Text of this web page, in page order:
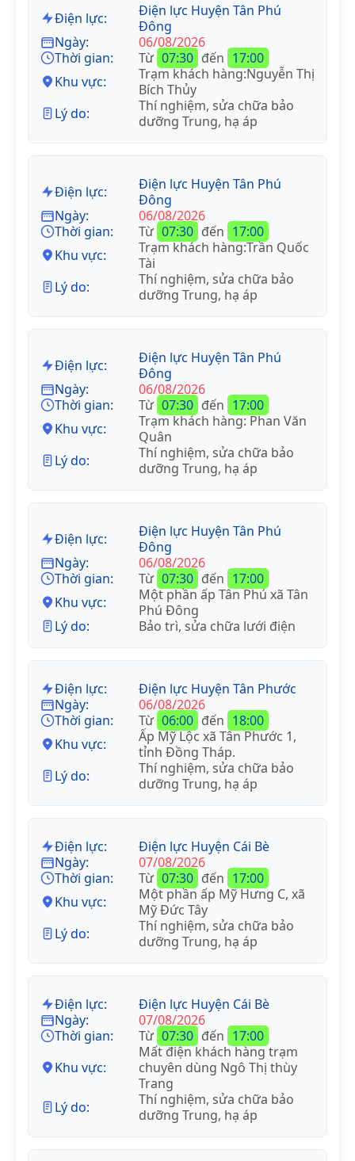
Điện lực:
Điện lực Huyện Tân Phú
Đông
Ngày:
06/08/2026
Thời gian:
Từ 07:30 đến 17:00
Khu vực:
Trạm khách hàng:Nguyễn Thị
Bích Thủy
Lý do:
Thí nghiệm, sửa chữa bảo
dưỡng Trung, hạ áp
Điện lực:
Điện lực Huyện Tân Phú
Đông
Ngày:
06/08/2026
Thời gian:
Từ 07:30 đến 17:00
Khu vực:
Trạm khách hàng:Trần Quốc
Tài
Lý do:
Thí nghiệm, sửa chữa bảo
dưỡng Trung, hạ áp
Điện lực:
Điện lực Huyện Tân Phú
Đông
Ngày:
06/08/2026
Thời gian:
Từ 07:30 đến 17:00
Khu vực:
Trạm khách hàng: Phan Văn
Quân
Lý do:
Thí nghiệm, sửa chữa bảo
dưỡng Trung, hạ áp
Điện lực:
Điện lực Huyện Tân Phú
Đông
Ngày:
06/08/2026
Thời gian:
Từ 07:30 đến 17:00
Khu vực:
Một phần ấp Tân Phú xã Tân
Phú Đông
Lý do:
Bảo trì, sửa chữa lưới điện
Điện lực:
Điện lực Huyện Tân Phước
Ngày:
06/08/2026
Thời gian:
Từ 06:00 đến 18:00
Khu vực:
Ấp Mỹ Lộc xã Tân Phước 1,
tỉnh Đồng Tháp.
Lý do:
Thí nghiệm, sửa chữa bảo
dưỡng Trung, hạ áp
Điện lực:
Điện lực Huyện Cái Bè
Ngày:
07/08/2026
Thời gian:
Từ 07:30 đến 17:00
Khu vực:
Một phần ấp Mỹ Hưng C, xã
Mỹ Đức Tây
Lý do:
Thí nghiệm, sửa chữa bảo
dưỡng Trung, hạ áp
Điện lực:
Điện lực Huyện Cái Bè
Ngày:
07/08/2026
Thời gian:
Từ 07:30 đến 17:00
Khu vực:
Mất điện khách hàng trạm
chuyên dùng Ngô Thị thùy
Trang
Lý do:
Thí nghiệm, sửa chữa bảo
dưỡng Trung, hạ áp